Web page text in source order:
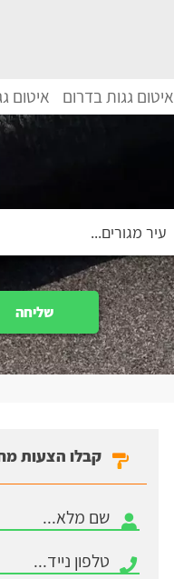
איטום גגות בדרום איטום
שליחה
קבלו הצעות